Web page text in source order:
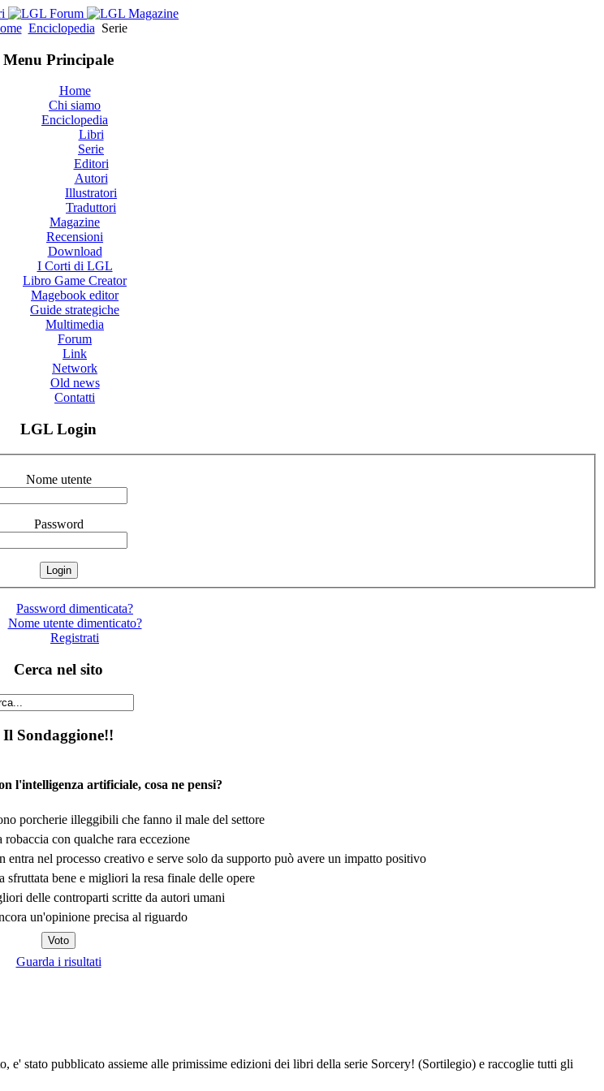
Enciclopedia Serie
Menu Principale
Home
Chi siamo
Enciclopedia
Libri
Serie
Editori
Autori
Illustratori
Traduttori
Magazine
Recensioni
Download
I Corti di LGL
Libro Game Creator
Magebook editor
Guide strategiche
Multimedia
Forum
Link
Network
Old news
Contatti
LGL Login
Nome utente
Password
Password dimenticata?
Nome utente dimenticato?
Registrati
Cerca nel sito
Il Sondaggione!!
l'intelligenza artificiale, cosa ne pensi?
porcherie illeggibili che fanno il male del settore
robaccia con qualche rara eccezione
nel processo creativo e serve solo da supporto può avere un impatto positivo
sfruttata bene e migliori la resa finale delle opere
delle controparti scritte da autori umani
un'opinione precisa al riguardo
Guarda i risultati
e' stato pubblicato assieme alle primissime edizioni dei libri della serie Sorcery! (Sortilegio) e raccoglie tutti gli